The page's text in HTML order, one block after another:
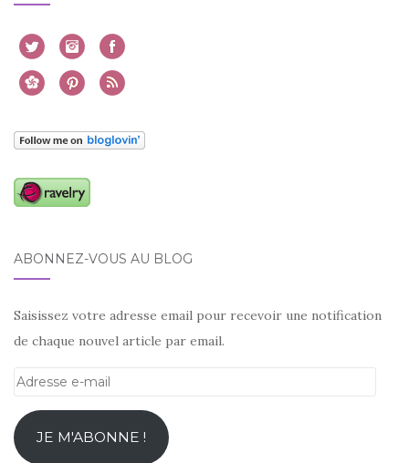
ABONNEZ-VOUS AU BLOG
Saisissez votre adresse email pour recevoir une notification
de chaque nouvel article par email.
Adresse
mailJE M'ABONNE !